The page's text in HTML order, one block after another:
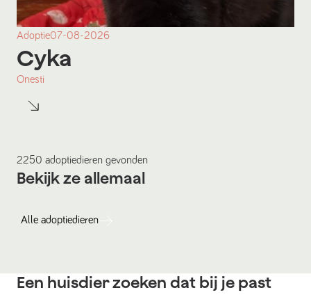
Adoptie07-08-2026
Cyka
Onesti
2250 adoptiedieren gevonden
Bekijk ze allemaal
Alle adoptiedieren
Een huisdier zoeken dat bij je past